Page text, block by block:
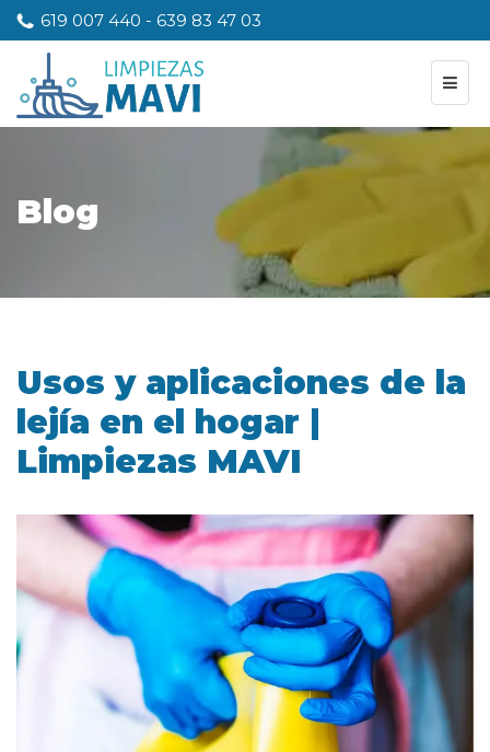
619 007 440 - 639 83 47 03
Blog
Usos y aplicaciones de la
lejía en el hogar |
Limpiezas MAVI